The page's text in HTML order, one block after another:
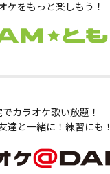
ケをもっと楽しもう！
でカラオケ歌い放題！
達と一緒に！練習にも！